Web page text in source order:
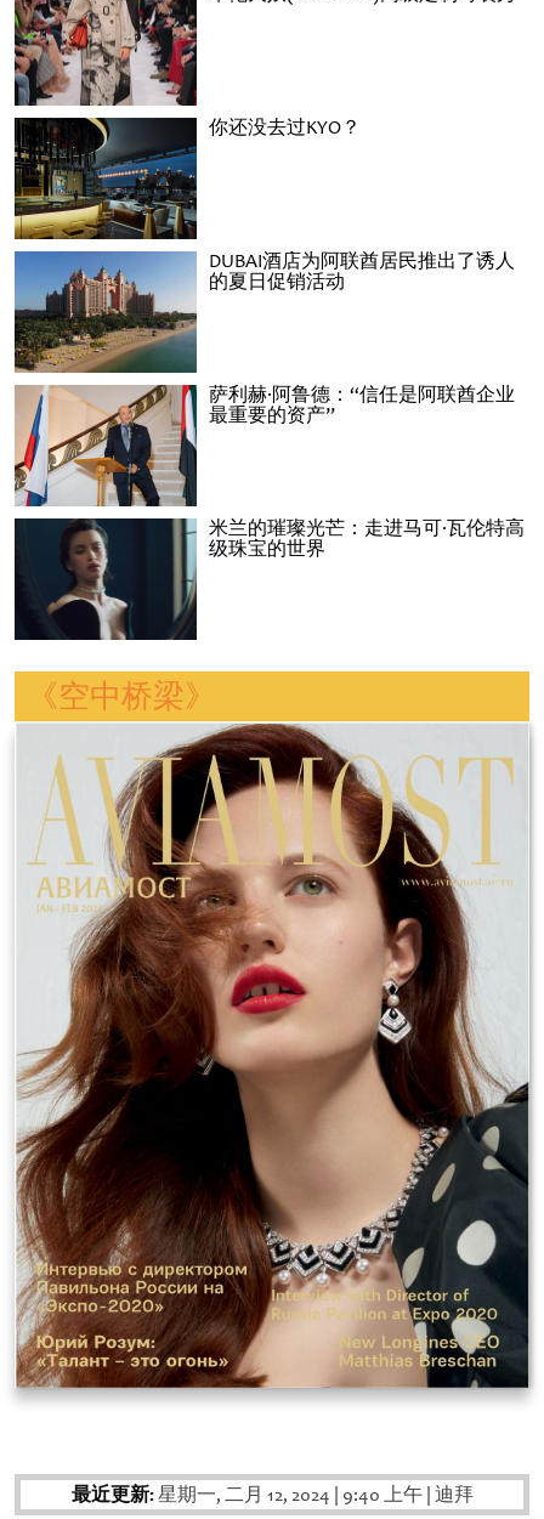
你还没去过KYO？
DUBAI酒店为阿联酋居民推出了诱人
的夏日促销活动
萨利赫·阿鲁德：“信任是阿联酋企业
最重要的资产”
米兰的璀璨光芒：走进马可·瓦伦特高
级珠宝的世界
《空中桥梁》
最近更新:星期一, 二月 12, 2024 9:40 上午 迪拜